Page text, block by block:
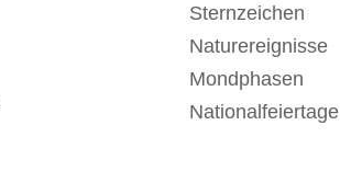
Sternzeichen
Naturereignisse
Mondphasen
Nationalfeiertage